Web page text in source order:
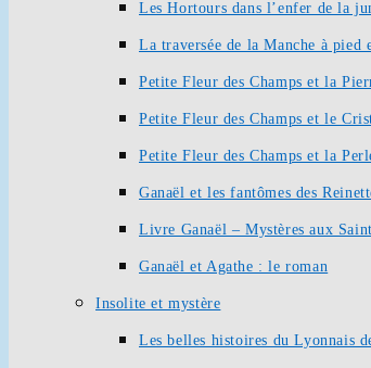
Les Hortours dans l’enfer de la
La traversée de la Manche à pied
Petite Fleur des Champs et la
Petite Fleur des Champs et le
Petite Fleur des Champs et la
Ganaël et les fantômes des
Livre Ganaël – Mystères aux
Ganaël et Agathe : le roman
Insolite et mystère
Les belles histoires du Lyonnais